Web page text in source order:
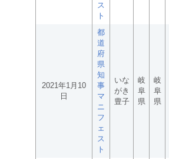
ス
ト
2021年1月10
日
都
道
府
県
知
事
マ
ニ
フ
ェ
ス
ト
いな
がき
豊子
岐
阜
県
岐
阜
県